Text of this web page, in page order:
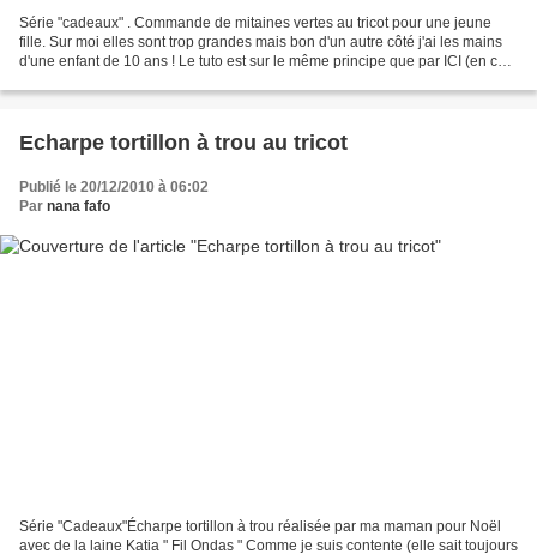
Série "cadeaux" . Commande de mitaines vertes au tricot pour une jeune
fille. Sur moi elles sont trop grandes mais bon d'un autre côté j'ai les mains
d'une enfant de 10 ans ! Le tuto est sur le même principe que par ICI (en côte
Echarpe tortillon à trou au tricot
Publié le 20/12/2010 à 06:02
Par nana fafo
Série "Cadeaux"Écharpe tortillon à trou réalisée par ma maman pour Noël
avec de la laine Katia " Fil Ondas " Comme je suis contente (elle sait toujours